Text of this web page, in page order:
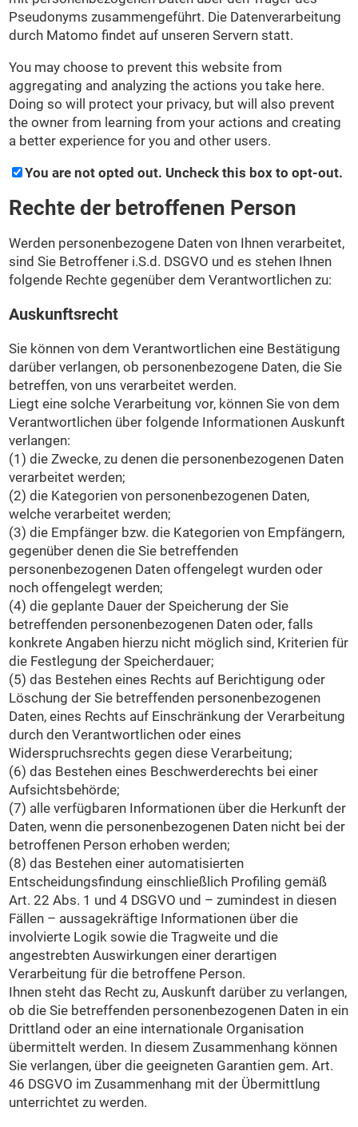
Pseudonyms zusammengeführt. Die Datenverarbeitung
durch Matomo findet auf unseren Servern statt.
You may choose to prevent this website from
aggregating and analyzing the actions you take here.
Doing so will protect your privacy, but will also prevent
the owner from learning from your actions and creating
a better experience for you and other users.
You are not opted out. Uncheck this box to opt-out.
Rechte der betroffenen Person
Werden personenbezogene Daten von Ihnen verarbeitet,
sind Sie Betroffener i.S.d. DSGVO und es stehen Ihnen
folgende Rechte gegenüber dem Verantwortlichen zu:
Auskunftsrecht
Sie können von dem Verantwortlichen eine Bestätigung
darüber verlangen, ob personenbezogene Daten, die Sie
betreffen, von uns verarbeitet werden.
Liegt eine solche Verarbeitung vor, können Sie von dem
Verantwortlichen über folgende Informationen Auskunft
verlangen:
(1) die Zwecke, zu denen die personenbezogenen Daten
verarbeitet werden;
(2) die Kategorien von personenbezogenen Daten,
welche verarbeitet werden;
(3) die Empfänger bzw. die Kategorien von Empfängern,
gegenüber denen die Sie betreffenden
personenbezogenen Daten offengelegt wurden oder
noch offengelegt werden;
(4) die geplante Dauer der Speicherung der Sie
betreffenden personenbezogenen Daten oder, falls
konkrete Angaben hierzu nicht möglich sind, Kriterien für
die Festlegung der Speicherdauer;
(5) das Bestehen eines Rechts auf Berichtigung oder
Löschung der Sie betreffenden personenbezogenen
Daten, eines Rechts auf Einschränkung der Verarbeitung
durch den Verantwortlichen oder eines
Widerspruchsrechts gegen diese Verarbeitung;
(6) das Bestehen eines Beschwerderechts bei einer
Aufsichtsbehörde;
(7) alle verfügbaren Informationen über die Herkunft der
Daten, wenn die personenbezogenen Daten nicht bei der
betroffenen Person erhoben werden;
(8) das Bestehen einer automatisierten
Entscheidungsfindung einschließlich Profiling gemäß
Art. 22 Abs. 1 und 4 DSGVO und – zumindest in diesen
Fällen – aussagekräftige Informationen über die
involvierte Logik sowie die Tragweite und die
angestrebten Auswirkungen einer derartigen
Verarbeitung für die betroffene Person.
Ihnen steht das Recht zu, Auskunft darüber zu verlangen,
ob die Sie betreffenden personenbezogenen Daten in ein
Drittland oder an eine internationale Organisation
übermittelt werden. In diesem Zusammenhang können
Sie verlangen, über die geeigneten Garantien gem. Art.
46 DSGVO im Zusammenhang mit der Übermittlung
unterrichtet zu werden.